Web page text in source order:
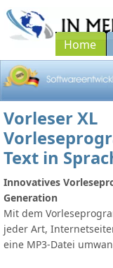
Home
Vorleser XL
Text in
Innovatives
Generation
Mit dem
jeder Art,
eine MP3-Datei